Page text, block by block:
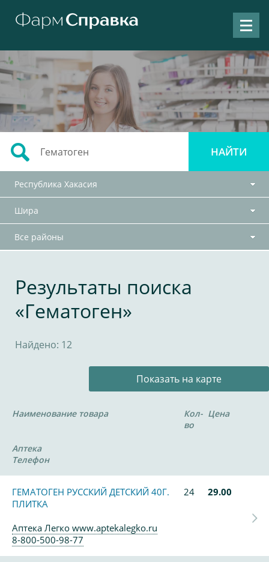
Республика Хакасия
Шира
Все районы
Результаты поиска
«Гематоген»
Найдено: 12
Показать на карте
Наименование товара
Кол-
во
Цена
Аптека
Телефон
ГЕМАТОГЕН РУССКИЙ ДЕТСКИЙ 40Г.
ПЛИТКА
24 29.00
Аптека Легко www.aptekalegko.ru
8-800-500-98-77